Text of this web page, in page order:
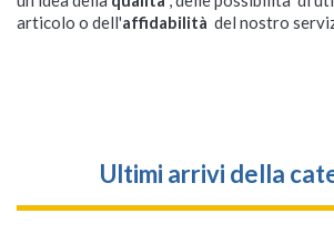
articolo o dell'affidabilità del nostro
Ultimi arrivi della